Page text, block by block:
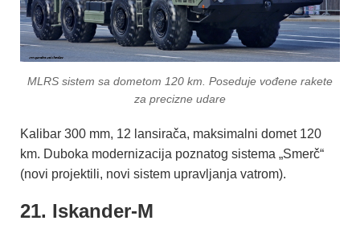
MLRS sistem sa dometom 120 km. Poseduje vođene rakete
za precizne udare
Kalibar 300 mm, 12 lansirača, maksimalni domet 120
km. Duboka modernizacija poznatog sistema „Smerč“
(novi projektili, novi sistem upravljanja vatrom).
21. Iskander-M